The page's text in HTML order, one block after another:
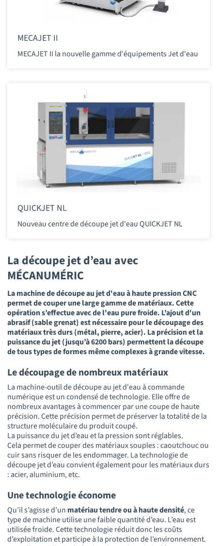
MECAJET II
MECAJET II la nouvelle gamme d'équipements Jet d'eau
QUICKJET NL
Nouveau centre de découpe jet d'eau QUICKJET NL
La découpe jet d’eau avec
MÉCANUMÉRIC
La machine de découpe au jet d'eau à haute pression CNC
permet de couper une large gamme de matériaux. Cette
opération s’effectue avec de l'eau pure froide. L’ajout d'un
abrasif (sable grenat) est nécessaire pour le découpage des
matériaux très durs (métal, pierre, acier). La précision et la
puissance du jet (jusqu’à 6200 bars) permettent la découpe
de tous types de formes même complexes à grande vitesse.
Le découpage de nombreux matériaux
La machine-outil de découpe au jet d'eau à commande
numérique est un condensé de technologie. Elle offre de
nombreux avantages à commencer par une coupe de haute
précision. Cette précision permet de préserver la totalité de la
structure moléculaire du produit coupé.
La puissance du jet d’eau et la pression sont réglables.
Cela permet de couper des matériaux souples : caoutchouc ou
cuir sans risquer de les endommager. La technologie de
découpe jet d’eau convient également pour les matériaux durs
: acier, aluminium, etc.
Une technologie économe
Qu’il s’agisse d’un matériau tendre ou à haute densité, ce
type de machine utilise une faible quantité d’eau. L’eau est
utilisée froide. Cette technologie réduit donc les coûts
d’exploitation et participe à la protection de l’environnement.